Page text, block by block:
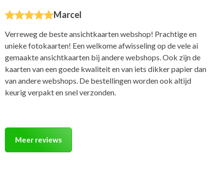
Marcel
Verreweg de beste ansichtkaarten webshop! Prachtige en
unieke fotokaarten! Een welkome afwisseling op de vele ai
gemaakte ansichtkaarten bij andere webshops. Ook zijn de
kaarten van een goede kwaliteit en van iets dikker papier dan
van andere webshops. De bestellingen worden ook altijd
keurig verpakt en snel verzonden.
Meer reviews